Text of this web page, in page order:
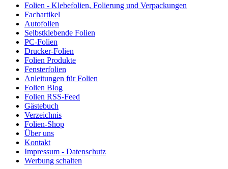
Folien - Klebefolien, Folierung und Verpackungen
Fachartikel
Autofolien
Selbstklebende Folien
PC-Folien
Drucker-Folien
Folien Produkte
Fensterfolien
Anleitungen für Folien
Folien Blog
Folien RSS-Feed
Gästebuch
Verzeichnis
Folien-Shop
Über uns
Kontakt
Impressum - Datenschutz
Werbung schalten